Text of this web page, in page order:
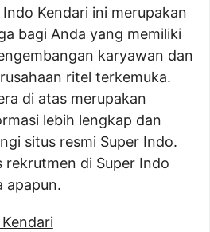
Kendari ini merupakan
bagi Anda yang memiliki
karyawan dan
ritel terkemuka.
di atas merupakan
lebih lengkap dan
situs resmi Super Indo.
rekrutmen di Super Indo
apapun.